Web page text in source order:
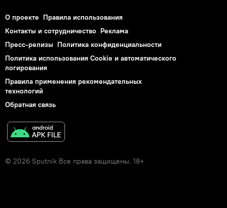
О проекте Правила использования
Контакты и сотрудничество Реклама
Пресс-релизы Политика конфиденциальности
Политика использования Cookie и автоматического
логирования
Правила применения рекомендательных
технологий
Обратная связь
© 2026 Sputnik Все права защищены. 18+